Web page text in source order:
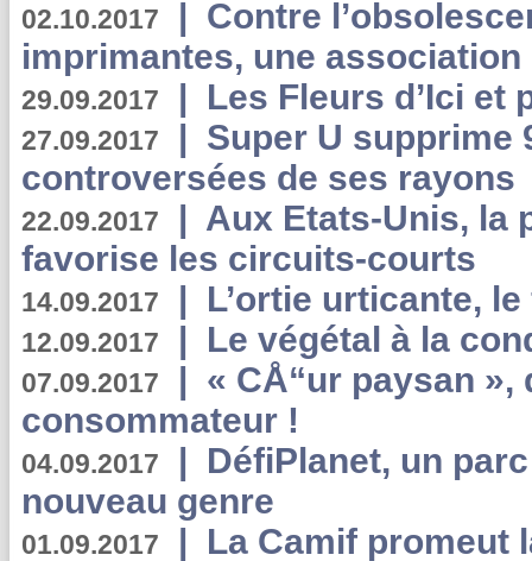
02.10.2017 | Contre
imprimantes, une
29.09.2017 | Les Fleurs d’Ici et
27.09.2017 | Super U supprime
controversées de ses rayons
22.09.2017 | Aux Etats-Unis, la
favorise les circuits-courts
14.09.2017 | L’ortie urticante,
12.09.2017 | Le végétal à la
07.09.2017 | « CÅ“ur paysan
consommateur !
04.09.2017 | DéfiPlanet, un
nouveau genre
01.09.2017 | La Camif promeut